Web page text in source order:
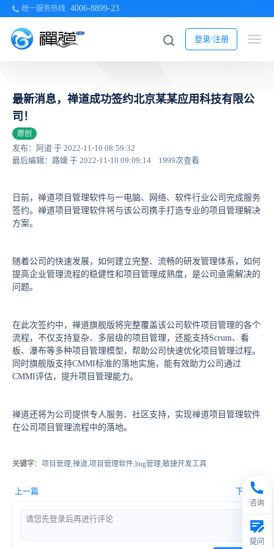
统一服务热线 4006-8899-23
登录/注册
最新消息，禅道成功签约北京某某应用科技有限公
司！
原创
发布：阿道 于 2022-11-10 08:59:32
最后编辑：路婕 于 2022-11-10 09:09:14
1999次查看
日前，禅道项目管理软件与一电脑、网络、软件行业公司完成服务
签约。禅道项目管理软件将与该公司携手打造专业的项目管理解决
方案。
随着公司的快速发展，如何建立完整、流畅的研发管理体系，如何
提高企业管理流程的稳健性和项目管理成熟度，是公司亟需解决的
问题。
在此次签约中，禅道旗舰版将完整覆盖该公司软件项目管理的各个
流程，不仅支持复杂、多层级的项目管理，还能支持Scrum、看
板、瀑布等多种项目管理模型，帮助公司快速优化项目管理过程。
同时旗舰版支持CMMI标准的落地实施，能有效助力公司通过
CMMI评估，提升项目管理能力。
禅道还将为公司提供专人服务、社区支持，实现禅道项目管理软件
在公司项目管理流程中的落地。
关键字：项目管理,禅道,项目管理软件,bug管理,敏捷开发工具
上一篇 下一篇
咨询
提问